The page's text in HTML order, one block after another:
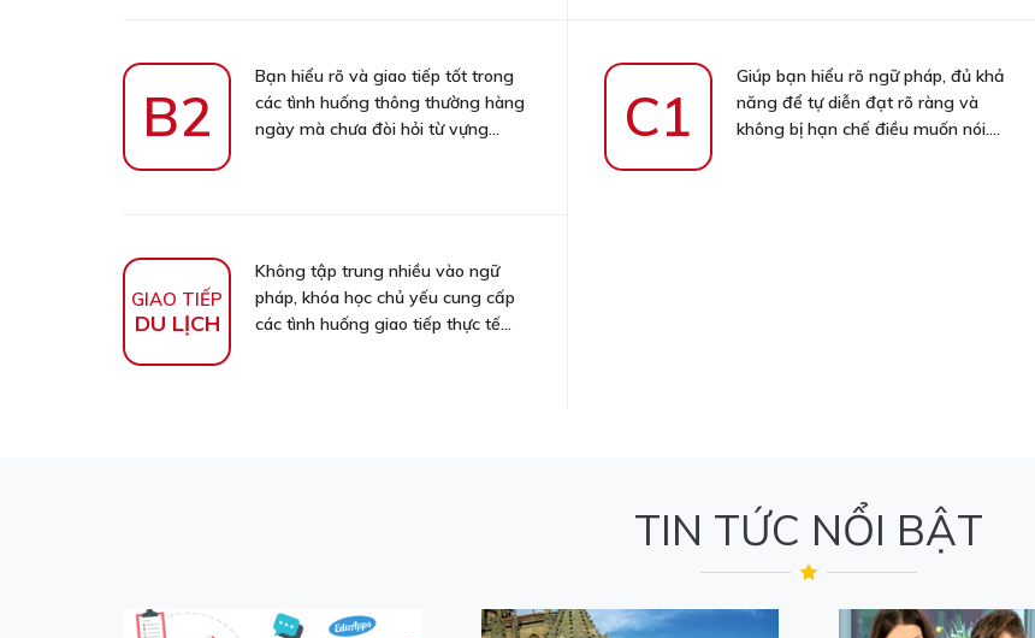
B2
Bạn hiểu rõ và giao tiếp tốt trong
các tình huống thông thường hàng
ngày mà chưa đòi hỏi từ vựng...
C1
Giúp bạn hiểu rõ ngữ pháp, đủ khả
năng để tự diễn đạt rõ ràng và
không bị hạn chế điều muốn nói....
GIAO TIẾP
DU LỊCH
Không tập trung nhiều vào ngữ
pháp, khóa học chủ yếu cung cấp
các tình huống giao tiếp thực tế...
TIN TỨC NỔI BẬT